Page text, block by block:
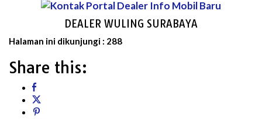
DEALER WULING SURABAYA
Halaman ini dikunjungi : 288
Share this: